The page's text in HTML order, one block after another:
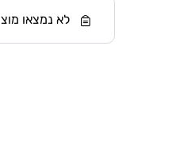
לא נמצאו